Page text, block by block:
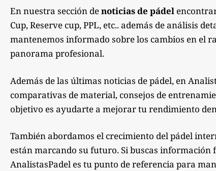
En nuestra sección denoticias de pádel
Cup, Reserve cup, PPL, etc.. además de análisis
mantenemos informado sobre los cambios en el
panorama profesional.
Además de las últimas noticias de pádel, en
comparativas de material, consejos de
objetivo es ayudarte a mejorar tu rendimiento
También abordamos el crecimiento del pádel
están marcando su futuro. Si buscas
AnalistasPadel es tu punto de referencia para